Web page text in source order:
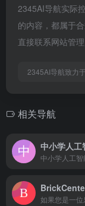
2345AI导航实际
的内容，都属于
直接联系网站管
2345AI导航致力
相关导航